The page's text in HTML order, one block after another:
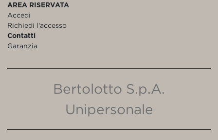
AREA RISERVATA
Accedi
Richiedi l'accesso
Contatti
Garanzia
Bertolotto S.p.A.
Unipersonale